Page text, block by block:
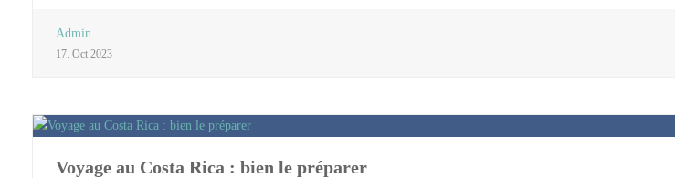
liées au voyage en famille. Cela comprend les politiques sur les bagages, les repas spéciaux pour enfants, les
Admin
17. Oct 2023
Voyage au Costa Rica : bien le préparer